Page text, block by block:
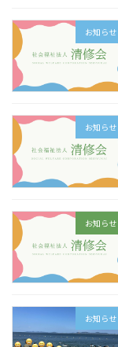
お知らせ
お知らせ
お知らせ
お知らせ